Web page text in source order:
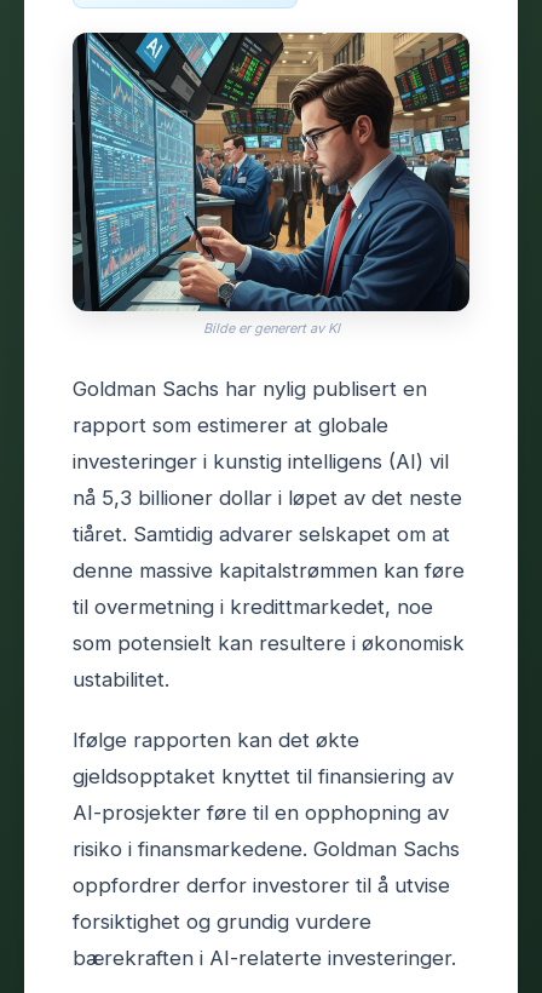
Bilde er generert av KI
Goldman Sachs har nylig publisert en
rapport som estimerer at globale
investeringer i kunstig intelligens (AI) vil
nå 5,3 billioner dollar i løpet av det neste
tiåret. Samtidig advarer selskapet om at
denne massive kapitalstrømmen kan føre
til overmetning i kredittmarkedet, noe
som potensielt kan resultere i økonomisk
ustabilitet.
Ifølge rapporten kan det økte
gjeldsopptaket knyttet til finansiering av
AI-prosjekter føre til en opphopning av
risiko i finansmarkedene. Goldman Sachs
oppfordrer derfor investorer til å utvise
forsiktighet og grundig vurdere
bærekraften i AI-relaterte investeringer.